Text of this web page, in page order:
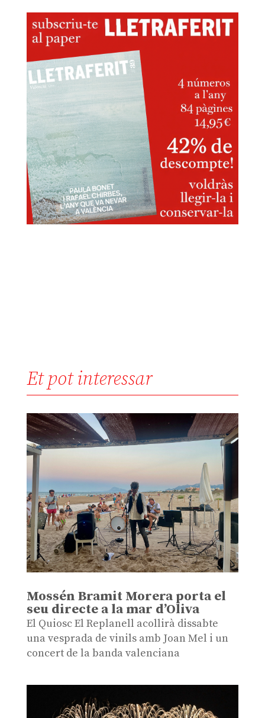
Et pot interessar
Mossén Bramit Morera porta el
seu directe a la mar d’Oliva
El Quiosc El Replanell acollirà dissabte
una vesprada de vinils amb Joan Mel i un
concert de la banda valenciana